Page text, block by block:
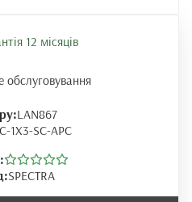
12 місяців
обслуговування
LAN867
1X3-SC-APC
SPECTRA